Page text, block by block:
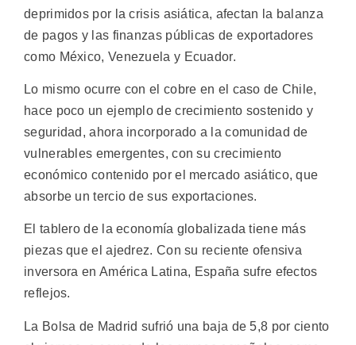
deprimidos por la crisis asiática, afectan la balanza
de pagos y las finanzas públicas de exportadores
como México, Venezuela y Ecuador.
Lo mismo ocurre con el cobre en el caso de Chile,
hace poco un ejemplo de crecimiento sostenido y
seguridad, ahora incorporado a la comunidad de
vulnerables emergentes, con su crecimiento
económico contenido por el mercado asiático, que
absorbe un tercio de sus exportaciones.
El tablero de la economía globalizada tiene más
piezas que el ajedrez. Con su reciente ofensiva
inversora en América Latina, España sufre efectos
reflejos.
La Bolsa de Madrid sufrió una baja de 5,8 por ciento